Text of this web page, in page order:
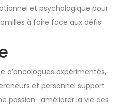
et psychologique pour
à faire face aux défis
d’oncologues expérimentés,
et personnel support
passion : améliorer la vie des